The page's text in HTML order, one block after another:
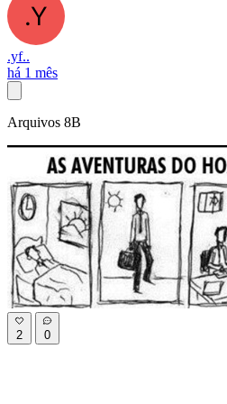
.yf..
há 1 mês
Arquivos 8B
2 0